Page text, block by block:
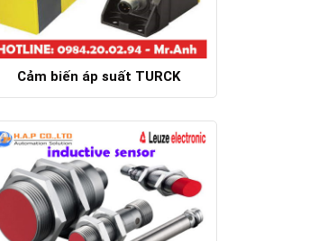
Cảm biến áp suất TURCK